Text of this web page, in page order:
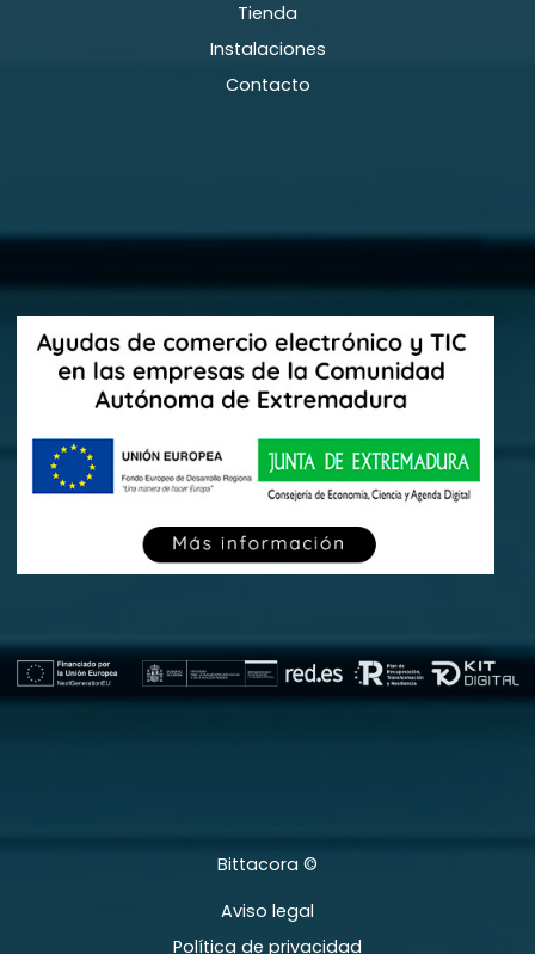
Tienda
Instalaciones
Contacto
Bittacora ©
Aviso legal
Política de privacidad